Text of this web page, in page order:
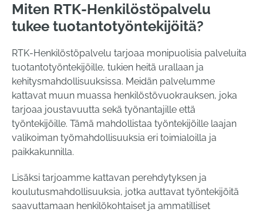
Miten RTK-Henkilöstöpalvelu
tukee tuotantotyöntekijöitä?
RTK-Henkilöstöpalvelu tarjoaa monipuolisia palveluita
tuotantotyöntekijöille, tukien heitä urallaan ja
kehitysmahdollisuuksissa. Meidän palvelumme
kattavat muun muassa henkilöstövuokrauksen, joka
tarjoaa joustavuutta sekä työnantajille että
työntekijöille. Tämä mahdollistaa työntekijöille laajan
valikoiman työmahdollisuuksia eri toimialoilla ja
paikkakunnilla.
Lisäksi tarjoamme kattavan perehdytyksen ja
koulutusmahdollisuuksia, jotka auttavat työntekijöitä
saavuttamaan henkilökohtaiset ja ammatilliset